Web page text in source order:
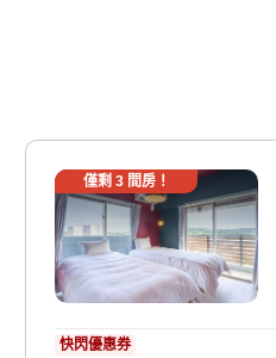
僅剩 3間房！
快閃優惠券